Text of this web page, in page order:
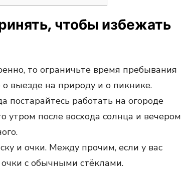
чтобы избежать
то ограничьте время пребывания
о выезде на природу и о пикнике.
постарайтесь работать на огороде
утром после восхода солнца и вечером
и очки. Между прочим, если у вас
с обычными стёклами.